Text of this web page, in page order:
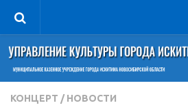
Управление
Руководитель
Сведения об организации
КОНЦЕРТ / НОВОСТИ